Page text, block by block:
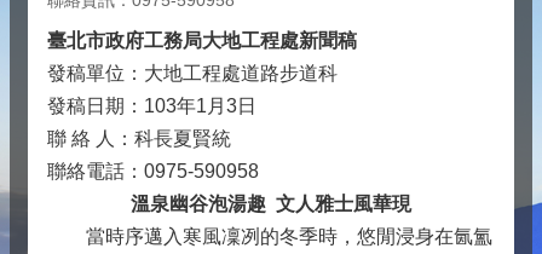
臺北市政府工務局大地工程處新聞稿
發稿單位：大地工程處道路步道科
發稿日期：103年1月3日
聯 絡 人：科長夏賢統
聯絡電話：0975-590958
溫泉幽谷泡湯趣 文人雅士風華現
當時序邁入寒風凜冽的冬季時，悠閒浸身在氤氳